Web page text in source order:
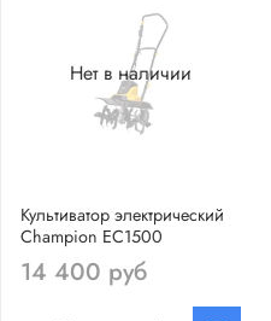
Нет в наличии
Культиватор электрический
Champion EC1500
14 400 руб